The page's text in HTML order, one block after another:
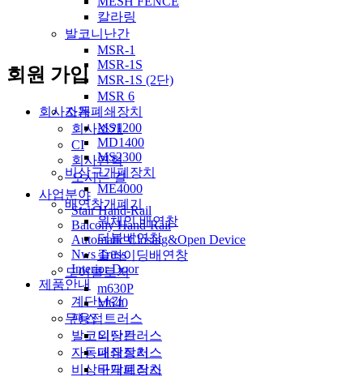
칼라링
발코니난간
MSR-1
MSR-1S
MSR-1S (2단)
MSR 6
자동폐쇄장치
MS1200
MD1400
MS2300
비상구개폐장치
ME4000
배연창개폐기
원체인 배연창
더블배연창
슬라이딩배연창
도어클로저
m630P
M640
무용접트러스
외장트러스
내장트러스
바닥트러스
회원 가입
회사소개
회사소개
CI
회사연혁
오시는 길
사업분야
Stair Hand-Rail
Balcony Hand-Rail
Automatic Closing&Open Device
Nws Truss
Interior Door
제품안내
계단난간
팬스
발코니난간
자동폐쇄장치
비상구개폐장치